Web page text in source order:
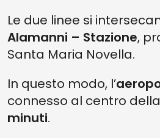
Le due linee si
Alamanni – Stazione,
Santa Maria Novella.
In questo modo, l’
connesso al centro
minuti.